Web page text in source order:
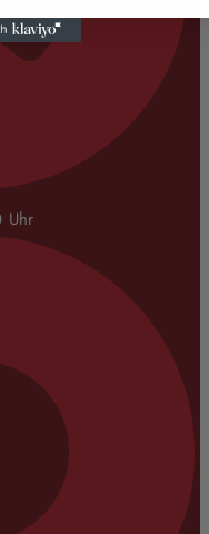
Uhr